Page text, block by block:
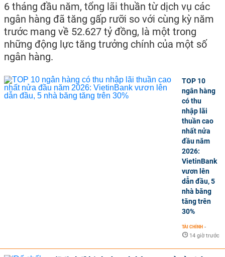
6 tháng đầu năm, tổng lãi thuần từ dịch vụ các
ngân hàng đã tăng gấp rưỡi so với cùng kỳ năm
trước mang về 52.627 tỷ đồng, là một trong
những động lực tăng trưởng chính của một số
ngân hàng.
TOP 10
ngân hàng
có thu
nhập lãi
thuần cao
nhất nửa
đầu năm
2026:
VietinBank
vươn lên
dẫn đầu, 5
nhà băng
tăng trên
30%
TÀI CHÍNH -
14 giờ trước